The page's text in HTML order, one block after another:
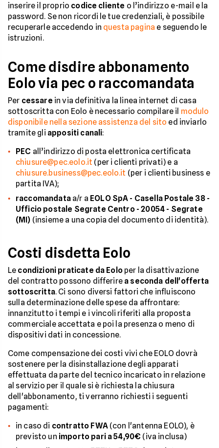
inserire il proprio codice cliente o l’indirizzo e-mail e la
password. Se non ricordi le tue credenziali, è possibile
recuperarle accedendo in questa pagina e seguendo le
istruzioni.
Come disdire abbonamento
Eolo via pec o raccomandata
Per cessare in via definitiva la linea internet di casa
sottoscritta con Eolo è necessario compilare il modulo
disponibile nella sezione assistenza del sito ed inviarlo
tramite gli appositi canali:
PEC all’indirizzo di posta elettronica certificata
chiusure@pec.eolo.it (per i clienti privati) e a
chiusure.business@pec.eolo.it (per i clienti business e
partita IVA);
raccomandataa/r a EOLO SpA - Casella Postale 38 -
Ufficio postale Segrate Centro - 20054 - Segrate
(MI) (insieme a una copia del documento di identità).
Costi disdetta Eolo
Le condizioni praticate da Eoloper la disattivazione
del contratto possono differire a seconda dell'offerta
sottoscritta. Ci sono diversi fattori che influiscono
sulla determinazione delle spese da affrontare:
innanzitutto i tempi e i vincoli riferiti alla proposta
commerciale accettata e poi la presenza o meno di
dispositivi dati in concessione.
Come compensazione dei costi vivi che EOLO dovrà
sostenere per la disinstallazione degli apparati
effettuata da parte del tecnico incaricato in relazione
al servizio per il quale si è richiesta la chiusura
dell'abbonamento, ti verranno richiesti i seguenti
pagamenti:
in caso di contratto FWA(con l'antenna EOLO), è
previsto un importo pari a 54,90€ (iva inclusa)